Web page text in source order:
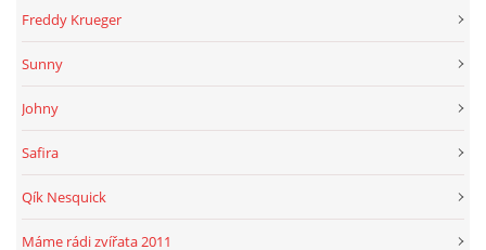
Freddy Krueger
Sunny
Johny
Safira
Qík Nesquick
Máme rádi zvířata 2011